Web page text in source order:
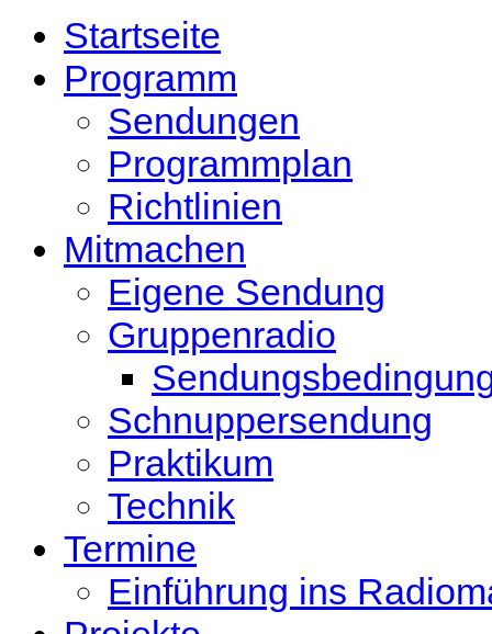
Startseite
Programm
Sendungen
Programmplan
Richtlinien
Mitmachen
Eigene Sendung
Gruppenradio
Schnuppersendung
Praktikum
Technik
Termine
Einführung ins